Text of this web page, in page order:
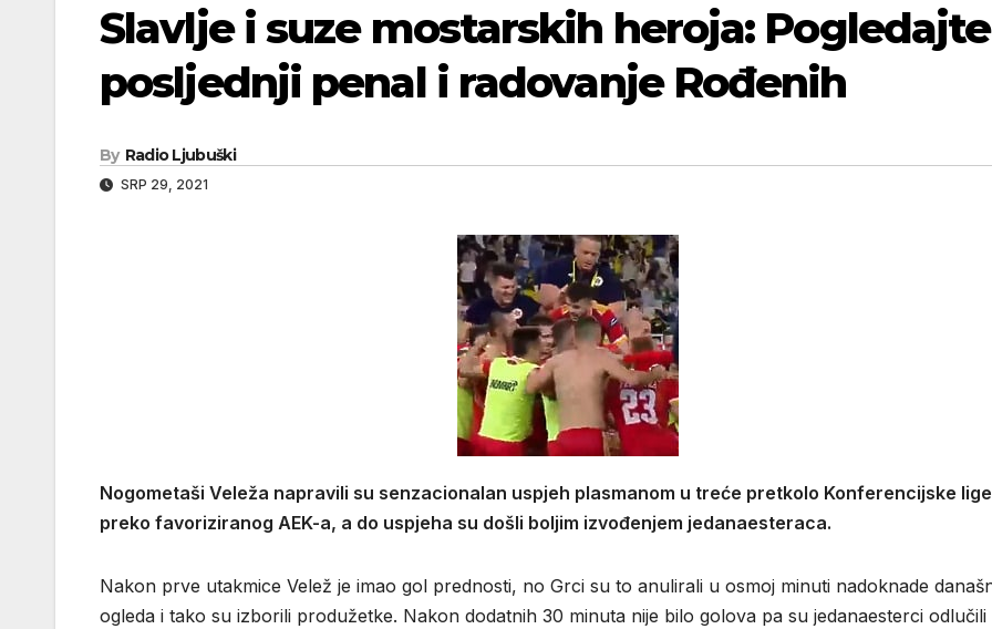
Slavlje i suze mostarskih heroja: Pogledajte
posljednji penal i radovanje Rođenih
By Radio Ljubuški
SRP 29, 2021
Nogometaši Veleža napravili su senzacionalan uspjeh plasmanom u treće pretkolo Konferencijske lige
preko favoriziranog AEK-a, a do uspjeha su došli boljim izvođenjem jedanaesteraca.
Nakon prve utakmice Velež je imao gol prednosti, no Grci su to anulirali u osmoj minuti nadoknade
ogleda i tako su izborili produžetke. Nakon dodatnih 30 minuta nije bilo golova pa su jedanaesterci odlučili